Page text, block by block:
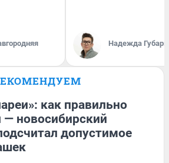
Надежда Губарь
как правильно
— новосибирский
допустимое